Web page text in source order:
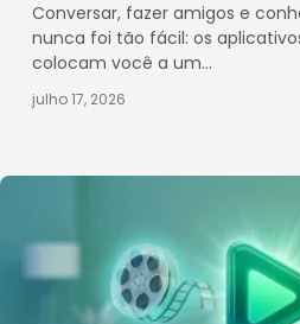
Conversar, fazer amigos e
nunca foi tão fácil: os
colocam você a um...
julho 17, 2026